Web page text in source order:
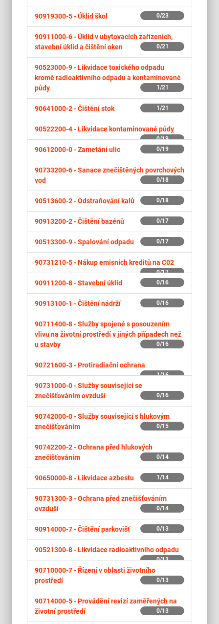
90919300-5 -Úklid škol 0/23
90911000-6 -Úklid v ubytovacích zařízeních,
stavební úklid a čištění oken
0/21
90523000-9 -Likvidace toxického odpadu
kromě radioaktivního odpadu a kontaminované
půdy
1/21
90641000-2 -Čištění stok 1/21
90522200-4 -Likvidace kontaminované půdy
0/19
90612000-0 -Zametání ulic 0/19
90733200-6 -Sanace znečištěných povrchových
vod
0/18
90513600-2 -Odstraňování kalů 0/18
90913200-2 -Čištění bazénů 0/17
90513300-9 -Spalování odpadu 0/17
90731210-5 -Nákup emisních kreditů na C02
0/17
90911200-8 -Stavební úklid 0/16
90913100-1 -Čištění nádrží 0/16
90711400-8 -Služby spojené s posouzením
vlivu na životní prostředí v jiných případech než
u stavby
0/16
90721600-3 -Protiradiační ochrana
1/16
90731000-0 -Služby související se
znečišťováním ovzduší
0/16
90742000-0 -Služby související s hlukovým
znečišťováním
0/15
90742200-2 -Ochrana před hlukových
znečišťováním
0/14
90650000-8 -Likvidace azbestu 1/14
90731300-3 -Ochrana před znečišťováním
ovzduší
0/14
90914000-7 -Čištění parkovišť 0/13
90521300-8 -Likvidace radioaktivního odpadu
0/13
90710000-7 -Řízení v oblasti životního
prostředí
0/13
90714000-5 -Provádění revizí zaměřených na
životní prostředí
0/13